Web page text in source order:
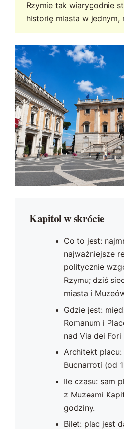
Rzymie tak wiarygodnie
historię miasta w jednym,
Kapitol w skrócie
Co to jest:
najważniejsze
politycznie
Rzymu; dziś
miasta i
Gdzie jest:
Romanum i
nad Via dei Fori
Architekt placu:
Buonarroti (od
Ile czasu: sam
z Muzeami
godziny.
Bilet: plac jest